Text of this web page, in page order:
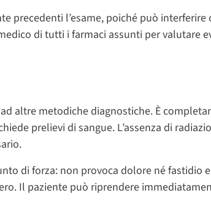
precedenti l’esame, poiché può interferire
di tutti i farmaci assunti per valutare
altre metodiche diagnostiche. È
prelievi di sangue. L’assenza di
di forza: non provoca dolore né fastidio
Il paziente può riprendere